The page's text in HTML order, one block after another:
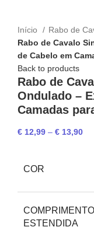
Início
Rabo de
Rabo de Cavalo
de Cabelo em
Back to products
Rabo de
Ondulado –
Camadas
€ 12,99 – € 13,90
COR
COMPRIMENTO
ESTENDIDA